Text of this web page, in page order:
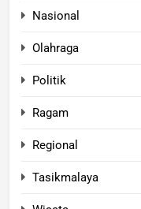
Nasional
Olahraga
Politik
Ragam
Regional
Tasikmalaya